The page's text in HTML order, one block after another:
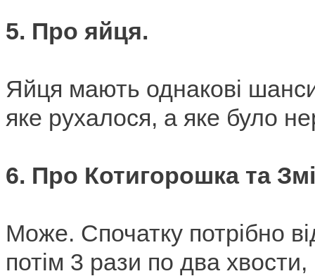
5. Про яйця.
Яйця мають однакові
яке рухалося, а яке було
6. Про Котигорошка та
Може. Спочатку потрібно
потім 3 рази по два